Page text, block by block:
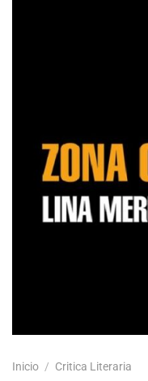
Inicio / Critica Literaria